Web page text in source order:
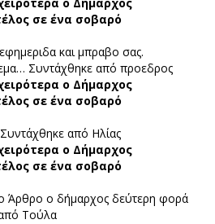
σε ένα σοβαρό
εφημεριδα και μπραβο σας.
Συντάχθηκε από προεδρος
ο Δήμαρχος
σε ένα σοβαρό
Συντάχθηκε από Ηλίας
ο Δήμαρχος
σε ένα σοβαρό
Άρθρο ο δήμαρχος δεύτερη φορά
Τούλα